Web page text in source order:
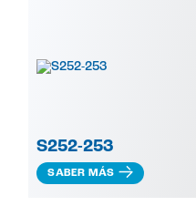
S252-253
SABER MÁS